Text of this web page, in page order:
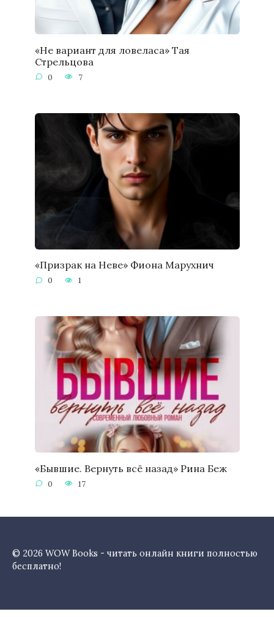
«Не вариант для ловеласа» Тая
Стрельцова
0 7
«Призрак на Неве» Фиона Марухнич
0 1
«Бывшие. Вернуть всё назад» Рина Беж
0 17
© 2026 WOW Books - читать онлайн книги полностью
бесплатно!